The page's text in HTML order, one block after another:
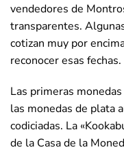
vendedores de
transparentes.
cotizan muy por
reconocer esas fechas.
Las primeras
las monedas de plata
codiciadas. La
de la Casa de la